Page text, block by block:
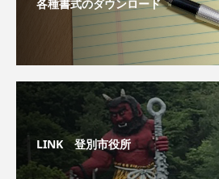
LINK 登別市役所